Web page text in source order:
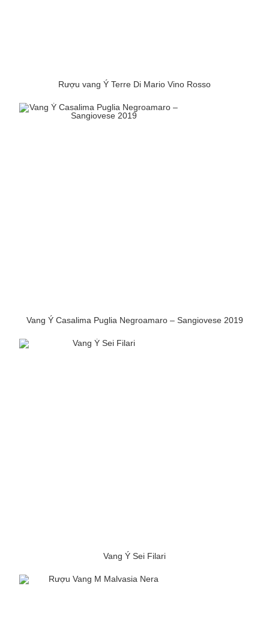
Rượu vang Ý Terre Di Mario Vino Rosso
Vang Ý Casalima Puglia Negroamaro – Sangiovese 2019
Vang Ý Sei Filari